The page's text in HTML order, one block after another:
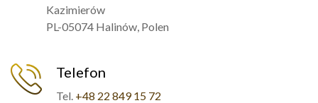
Kazimierów
PL-05074 Halinów, Polen
Telefon
Tel. +48 22 849 15 72